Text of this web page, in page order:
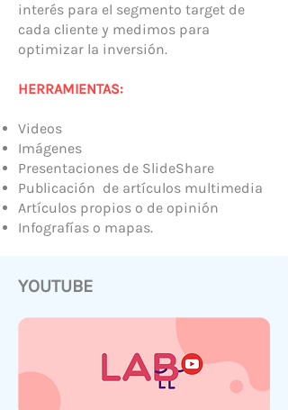
interés para el segmento target de
cada cliente y medimos para
optimizar la inversión.
HERRAMIENTAS:
Videos
Imágenes
Presentaciones de SlideShare
Publicación de artículos multimedia
Artículos propios o de opinión
Infografías o mapas.
YOUTUBE